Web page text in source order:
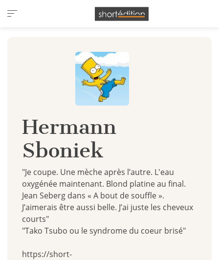
Panneau de gestion des cookies
Hermann
Sboniek
"Je coupe. Une mèche après l’autre. L'eau
oxygénée maintenant. Blond platine au final.
Jean Seberg dans « A bout de souffle ».
J’aimerais être aussi belle. J’ai juste les cheveux
courts"
"Tako Tsubo ou le syndrome du coeur brisé"
https://short-